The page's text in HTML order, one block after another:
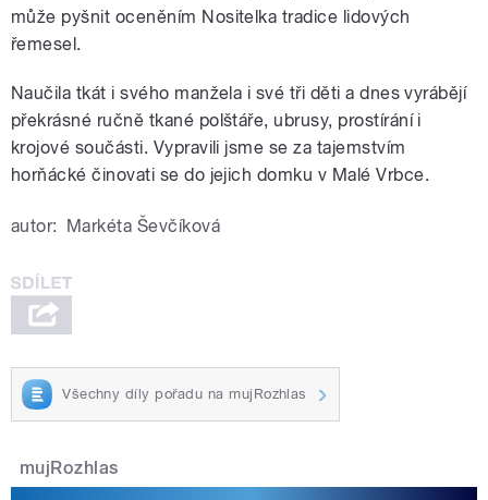
může pyšnit oceněním Nositelka tradice lidových
řemesel.
Naučila tkát i svého manžela i své tři děti a dnes vyrábějí
překrásné ručně tkané polštáře, ubrusy, prostírání i
krojové součásti. Vypravili jsme se za tajemstvím
horňácké činovati se do jejich domku v Malé Vrbce.
autor: Markéta Ševčíková
Všechny díly pořadu na mujRozhlas
mujRozhlas